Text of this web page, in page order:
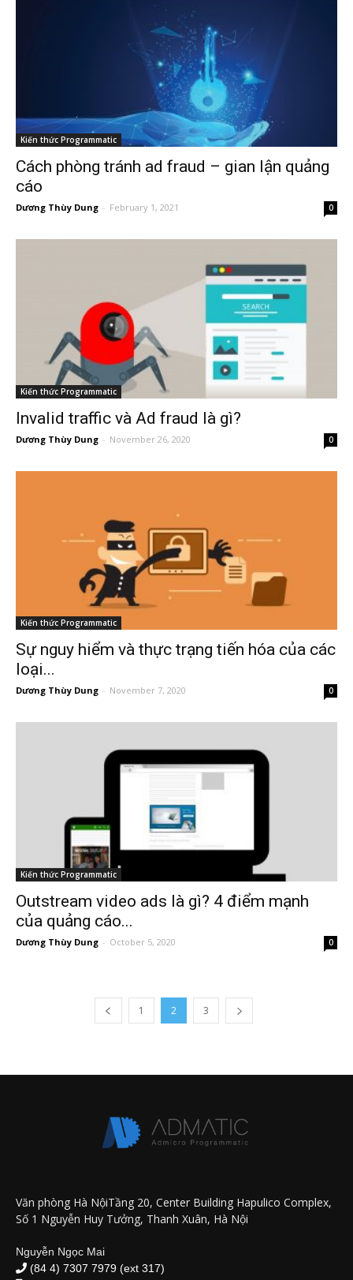
Kiến thức Programmatic
Cách phòng tránh ad fraud – gian lận quảng
cáo
Dương Thùy Dung - February 1, 2021 0
Kiến thức Programmatic
Invalid traffic và Ad fraud là gì?
Dương Thùy Dung - November 26, 2020 0
Kiến thức Programmatic
Sự nguy hiểm và thực trạng tiến hóa của các
loại...
Dương Thùy Dung - November 7, 2020 0
Kiến thức Programmatic
Outstream video ads là gì? 4 điểm mạnh
của quảng cáo...
Dương Thùy Dung - October 5, 2020 0
1 2 3
Văn phòng Hà NộiTầng 20, Center Building Hapulico Complex,
Số 1 Nguyễn Huy Tưởng, Thanh Xuân, Hà Nội
Nguyễn Ngọc Mai
(84 4) 7307 7979 (ext 317)